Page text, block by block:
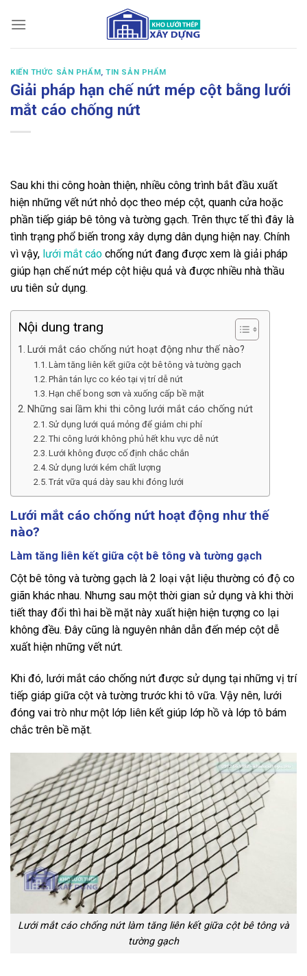
qua
KIẾN THỨC SẢN PHẨM,TIN SẢN PHẨM
Giải pháp hạn chế nứt mép cột bằng lưới
mắt cáo chống nứt
Sau khi thi công hoàn thiện, nhiều công trình bắt đầu xuất
hiện những vết nứt nhỏ dọc theo mép cột, quanh cửa hoặc
phần tiếp giáp bê tông và tường gạch. Trên thực tế thì đây là
tình trạng phổ biến trong xây dựng dân dụng hiện nay. Chính
vì vậy, lưới mắt cáo chống nứt đang được xem là giải pháp
giúp hạn chế nứt mép cột hiệu quả và được nhiều nhà thầu
ưu tiên sử dụng.
Nội dung trang
Lưới mắt cáo chống nứt hoạt động như thế nào?
Làm tăng liên kết giữa cột bê tông và tường gạch
Phân tán lực co kéo tại vị trí dễ nứt
Hạn chế bong sơn và xuống cấp bề mặt
Những sai lầm khi thi công lưới mắt cáo chống nứt
Sử dụng lưới quá mỏng để giảm chi phí
Thi công lưới không phủ hết khu vực dễ nứt
Lưới không được cố định chắc chắn
Sử dụng lưới kém chất lượng
Trát vữa quá dày sau khi đóng lưới
Lưới mắt cáo chống nứt hoạt động như thế
nào?
Làm tăng liên kết giữa cột bê tông và tường gạch
Cột bê tông và tường gạch là 2 loại vật liệu thường có độ co
giãn khác nhau. Nhưng sau một thời gian sử dụng và khi thời
tiết thay đổi thì hai bề mặt này xuất hiện hiện tượng co lại
không đều. Đây cũng là nguyên nhân dẫn đến mép cột dễ
xuất hiện những vết nứt.
Khi đó, lưới mắt cáo chống nứt được sử dụng tại những vị trí
tiếp giáp giữa cột và tường trước khi tô vữa. Vậy nên, lưới
đóng vai trò như một lớp liên kết giúp lớp hồ và lớp tô bám
chắc trên bề mặt.
Lưới mắt cáo chống nứt làm tăng liên kết giữa cột bê tông và
tường gạch